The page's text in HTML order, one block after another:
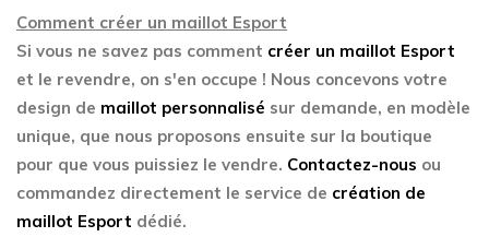
Comment créer un maillot Esport
Si vous ne savez pas comment créer un maillot Esport
et le revendre, on s'en occupe ! Nous concevons votre
design de maillot personnalisé sur demande, en modèle
unique, que nous proposons ensuite sur la boutique
pour que vous puissiez le vendre. Contactez-nous ou
commandez directement le service de création de
maillot Esport dédié.